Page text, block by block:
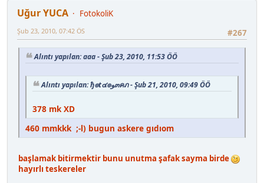
Uğur YUCA
FotokoliK
#267
Şub 23, 2010, 07:42 ÖS
Alıntı yapılan: aaa - Şub 23, 2010, 11:53 ÖÖ
Alıntı yapılan: ђ๏t๔๏ﻮ๓คภ - Şub 21, 2010, 09:49 ÖÖ
378 mk XD
460 mmkkk ;-l) bugun askere gıdıom
başlamak bitirmektir bunu unutma şafak sayma birde
hayırlı teskereler